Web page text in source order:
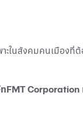
ในสังคมคนเมืองที่ต้
FMT Corporation